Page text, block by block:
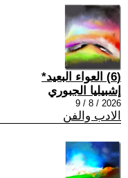
(6) العواء البعيد*
إشبيليا الجبوري
2026 / 8 / 9
الادب والفن